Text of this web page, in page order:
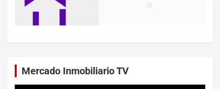
Mercado Inmobiliario TV